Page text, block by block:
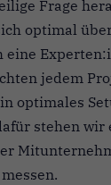
Frage
optimal
eine
jedem
optimales
stehen wir